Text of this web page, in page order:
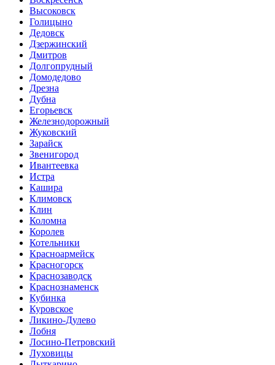
Высоковск
Голицыно
Дедовск
Дзержинский
Дмитров
Долгопрудный
Домодедово
Дрезна
Дубна
Егорьевск
Железнодорожный
Жуковский
Зарайск
Звенигород
Ивантеевка
Истра
Кашира
Климовск
Клин
Коломна
Королев
Котельники
Красноармейск
Красногорск
Краснозаводск
Краснознаменск
Кубинка
Куровское
Ликино-Дулево
Лобня
Лосино-Петровский
Луховицы